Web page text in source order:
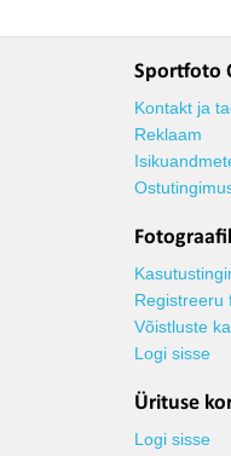
Sportfoto
Kontakt ja
Reklaam
Registreeru
Võistluste
Logi sisse
Ürituse
Logi sisse